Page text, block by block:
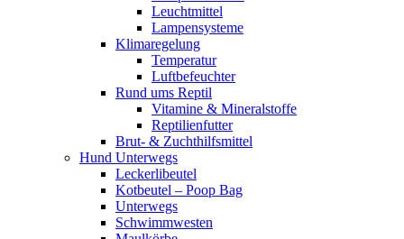
Leuchtmittel
Lampensysteme
Klimaregelung
Temperatur
Luftbefeuchter
Rund ums Reptil
Vitamine & Mineralstoffe
Reptilienfutter
Brut- & Zuchthilfsmittel
Hund Unterwegs
Leckerlibeutel
Kotbeutel – Poop Bag
Unterwegs
Schwimmwesten